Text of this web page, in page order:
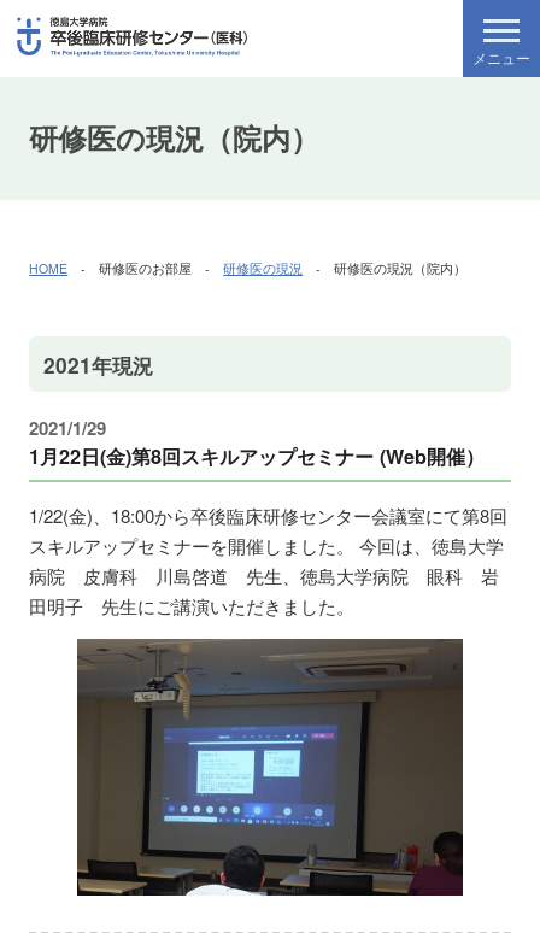
研修医の現況（院内）
HOME - 研修医のお部屋 -研修医の現況 - 研修医の現況（院内）
2021年現況
2021/1/29
1月22日(金)第8回スキルアップセミナー (Web開催）
1/22(金)、18:00から卒後臨床研修センター会議室にて第8回
スキルアップセミナーを開催しました。 今回は、徳島大学
病院 皮膚科 川島啓道 先生、徳島大学病院 眼科 岩
田明子 先生にご講演いただきました。